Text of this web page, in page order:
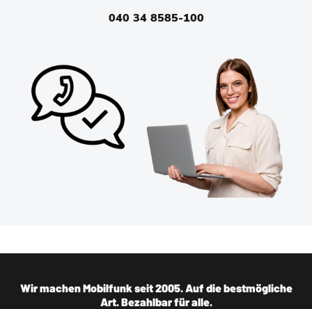
040 34 8585-100
Wir machen Mobilfunk seit 2005. Auf die bestmögliche
Art. Bezahlbar für alle.